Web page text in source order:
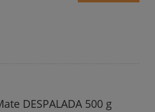
DESPALADA 500 g